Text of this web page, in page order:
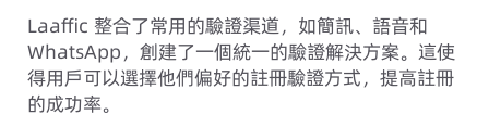
Laaffic 整合了常用的驗證渠道，如簡訊、語音和
WhatsApp，創建了一個統一的驗證解決方案。這使
得用戶可以選擇他們偏好的註冊驗證方式，提高註冊
的成功率。